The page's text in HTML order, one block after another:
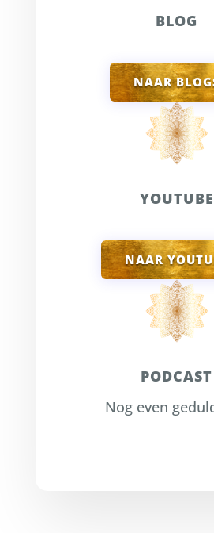
BLOG
NAAR
YOUTUBE
NAAR
PODCAST
Nog even